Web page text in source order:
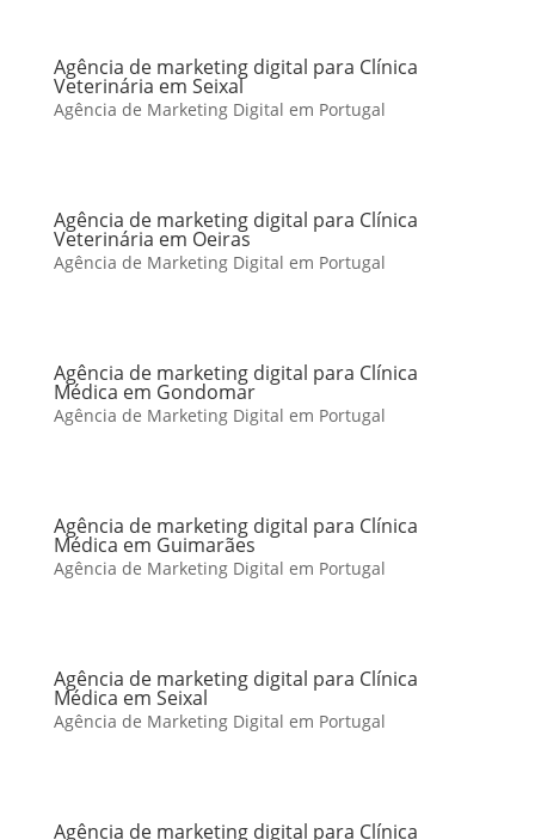
Agência de marketing digital para Clínica
Veterinária em Seixal
Agência de Marketing Digital em Portugal
Agência de marketing digital para Clínica
Veterinária em Oeiras
Agência de Marketing Digital em Portugal
Agência de marketing digital para Clínica
Médica em Gondomar
Agência de Marketing Digital em Portugal
Agência de marketing digital para Clínica
Médica em Guimarães
Agência de Marketing Digital em Portugal
Agência de marketing digital para Clínica
Médica em Seixal
Agência de Marketing Digital em Portugal
Agência de marketing digital para Clínica